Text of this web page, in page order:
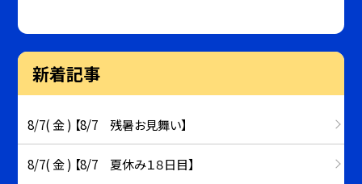
新着記事
8/7( 金 ) 【8/7 残暑お見舞い】
8/7( 金 ) 【8/7 夏休み１８日目】